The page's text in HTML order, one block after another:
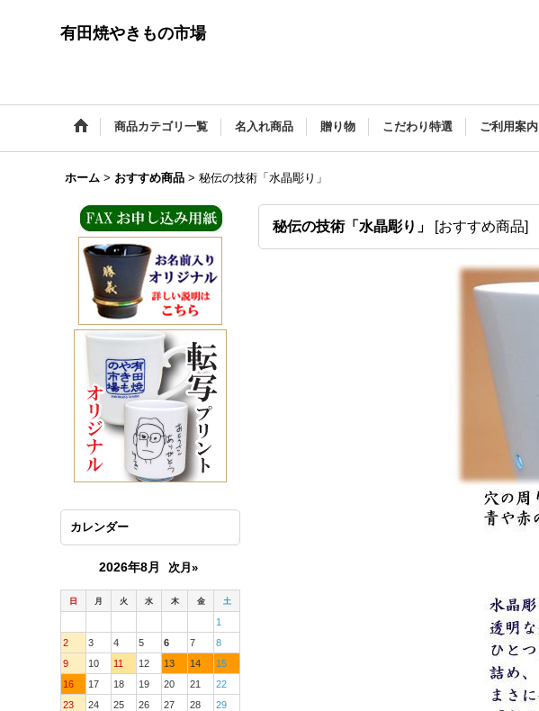
有田焼やきもの市場
商品カテゴリ一覧 名入れ商品 贈り物 こだわり特選 ご利用案内
ホーム > おすすめ商品 > 秘伝の技術「水晶彫り」
カレンダー
2026年8月 次月»
日 月 火 水 木 金 土
1
2
3 4 5 6 7
8
9
10 11 12 13 14
15
16
17 18 19 20 21
22
23
24 25 26 27 28
29
秘伝の技術「水晶彫り」 [おすすめ商品]